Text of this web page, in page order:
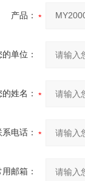
产品：
的单位：
的姓名：
系电话：
用邮箱：